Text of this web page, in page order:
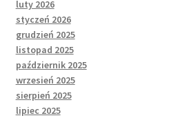
luty 2026
styczeń 2026
grudzień 2025
listopad 2025
październik 2025
wrzesień 2025
sierpień 2025
lipiec 2025